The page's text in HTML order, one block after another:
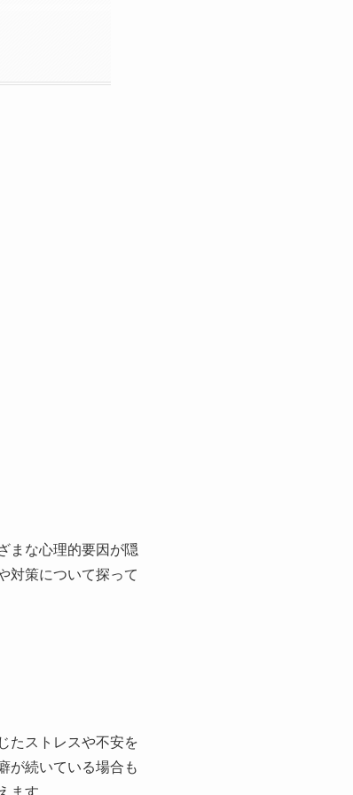
まな心理的要因が隠
対策について探って
たストレスや不安を
が続いている場合も
ます。